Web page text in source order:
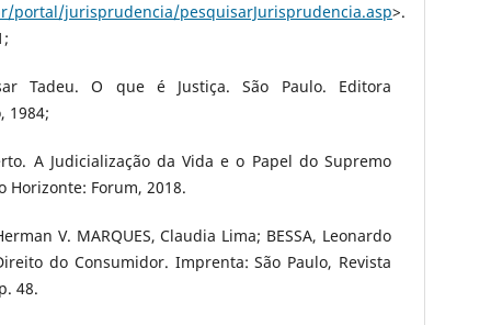
portal/jurisprudencia/pesquisarJurisprudencia.asp>.
Tadeu. O que é Justiça. São Paulo. Editora
1984;
A Judicialização da Vida e o Papel do Supremo
Horizonte: Forum, 2018.
V. MARQUES, Claudia Lima; BESSA, Leonardo
do Consumidor. Imprenta: São Paulo, Revista
48.